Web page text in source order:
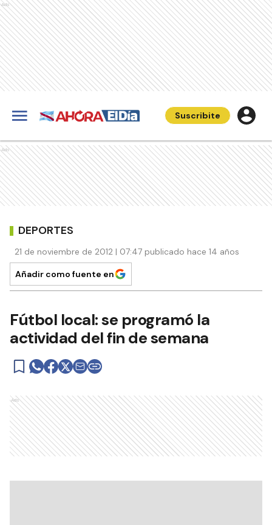
Ads
Suscribite
Ads
DEPORTES
21 de noviembre de 2012 | 07:47 publicado hace 14 años
Añadir como fuente en
Fútbol local: se programó la
actividad del fin de semana
Ads